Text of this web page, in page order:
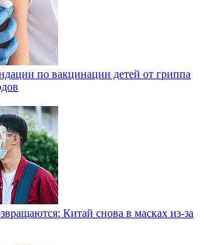
по вакцинации детей от гриппа
Китай снова в масках из-за